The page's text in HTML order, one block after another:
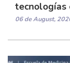
tecnologías
06 de August,